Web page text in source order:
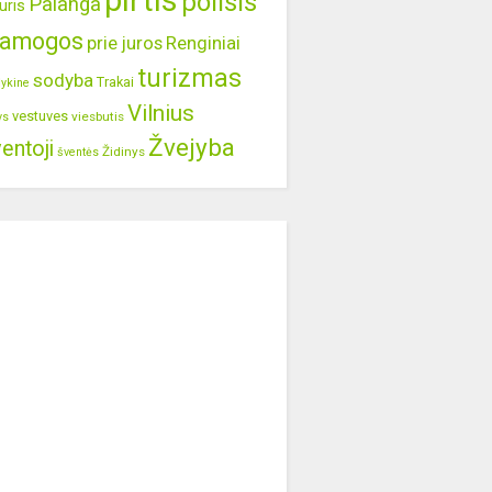
prie juros Renginiai
sodyba Trakai turizmas
vestuves viesbutis Vilnius
šventės Židinys Žvejyba